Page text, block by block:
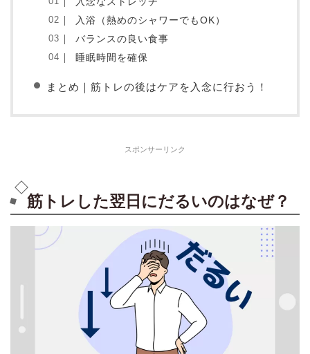
入浴（熱めのシャワーでもOK）
バランスの良い食事
睡眠時間を確保
まとめ｜筋トレの後はケアを入念に行おう！
スポンサーリンク
筋トレした翌日にだるいのはなぜ？